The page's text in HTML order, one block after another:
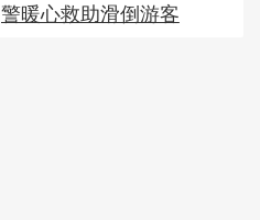
警暖心救助滑倒游客